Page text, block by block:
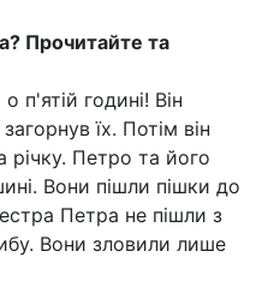
Прочитайте та
п'ятій годині! Він
їх. Потім він
річку. Петро та його
Вони пішли пішки до
Петра не пішли з
Вони зловили лише